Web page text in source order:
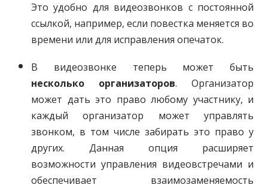
Это удобно для видеозвонков с постоянной
ссылкой, например, если повестка меняется во
времени или для исправления опечаток.
В видеозвонке теперь может быть
несколько организаторов. Организатор
может дать это право любому участнику, и
каждый организатор может управлять
звонком, в том числе забирать это право у
других. Данная опция расширяет
возможности управления видеовстречами и
обеспечивает взаимозаменяемость